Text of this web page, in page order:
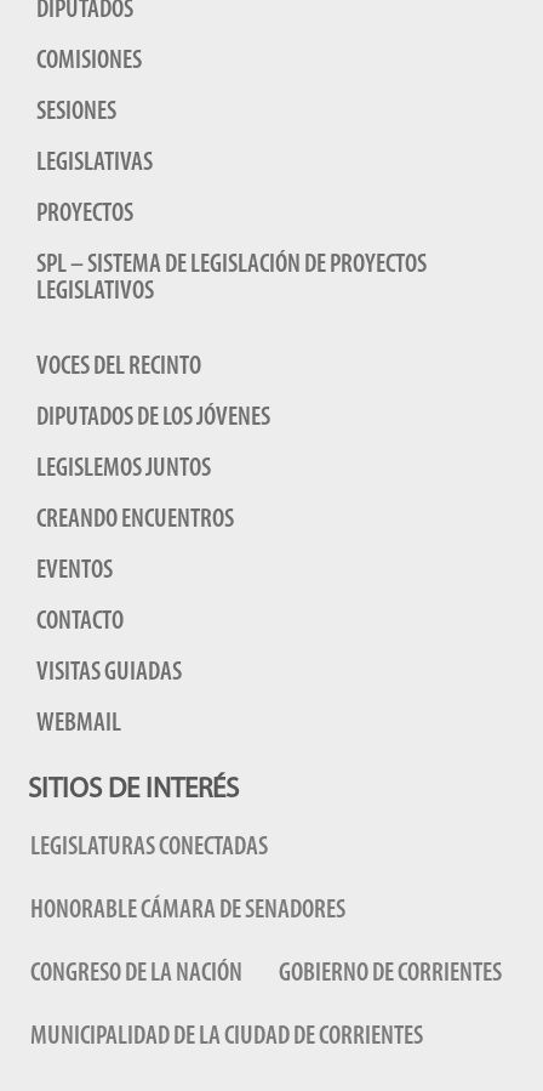
DIPUTADOS
COMISIONES
SESIONES
LEGISLATIVAS
PROYECTOS
SPL – SISTEMA DE LEGISLACIÓN DE PROYECTOS
LEGISLATIVOS
VOCES DEL RECINTO
DIPUTADOS DE LOS JÓVENES
LEGISLEMOS JUNTOS
CREANDO ENCUENTROS
EVENTOS
CONTACTO
VISITAS GUIADAS
WEBMAIL
SITIOS DE INTERÉS
LEGISLATURAS CONECTADAS
HONORABLE CÁMARA DE SENADORES
CONGRESO DE LA NACIÓN GOBIERNO DE CORRIENTES
MUNICIPALIDAD DE LA CIUDAD DE CORRIENTES